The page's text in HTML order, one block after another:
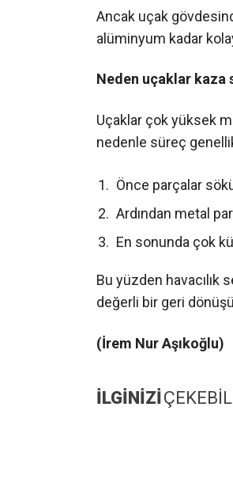
Ancak uçak
alüminyum kadar
Neden uçaklar kaza
Uçaklar çok yüksek
nedenle süreç
Önce parçalar
Ardından metal
En sonunda çok
Bu yüzden havacılık
değerli bir geri
(İrem Nur Aşıkoğlu)
İLGİNİZİ